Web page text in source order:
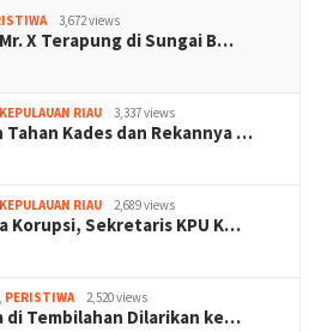
3,672 views
X Terapung di Sungai B…
KEPULAUAN RIAU 3,337 views
Tahan Kades dan Rekannya …
KEPULAUAN RIAU 2,689 views
Korupsi, Sekretaris KPU K…
, PERISTIWA 2,520 views
di Tembilahan Dilarikan ke…